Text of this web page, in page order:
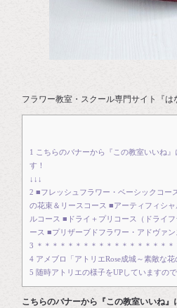
フラワー教室・スクール専門サイト『
1 こちらのバナーから『この教室いいね
↓↓↓
2 ■フレッシュフラワー・ベーシックコー
の花束＆リースコース ■アーティフィシ
ルコース ■ドライ＋プリコース（ドライ
ース ■プリザーブドフラワー・アドヴァン
3 ＊＊＊＊＊＊＊＊＊＊＊＊＊＊＊＊＊＊
4 アメブロ「アトリエRose成城～素敵な
5 随時アトリエの様子をUPしていますの
こちらのバナーから『この教室いいね